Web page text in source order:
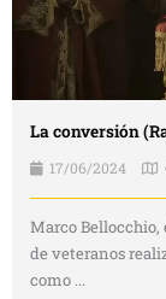
La conversión
17/06/2024
Marco Bellocchio,
de veteranos
como ...